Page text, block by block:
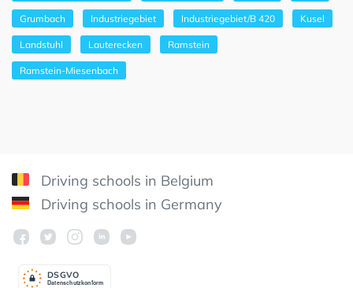
Grumbach Industriegebiet Industriegebiet/B 420 Kusel
Landstuhl Lauterecken Ramstein
Ramstein-Miesenbach
Driving schools in Belgium
Driving schools in Germany
Datenschutzkonform
DSGVO